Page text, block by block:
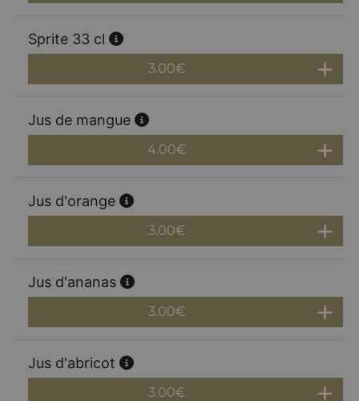
Sprite 33 cl
3.00€
Jus de mangue
4.00€
Jus d'orange
3.00€
Jus d'ananas
3.00€
Jus d'abricot
3.00€